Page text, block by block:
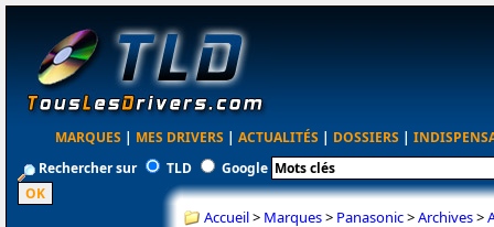
MARQUES | MES DRIVERS | ACTUALITÉS | DOSSIERS |
Rechercher sur
TLD Google
Accueil> Marques> Panasonic>Archives>